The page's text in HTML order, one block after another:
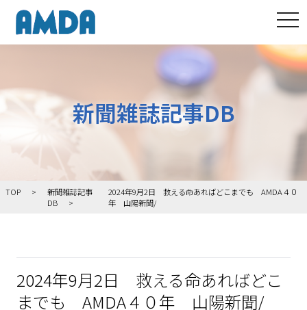
新聞雑誌記事DB
TOP
新聞雑誌記事
DB
2024年9月2日 救える命あればどこまでも AMDA４０
年 山陽新聞/
2024年9月2日 救える命あればどこ
までも AMDA４０年 山陽新聞/